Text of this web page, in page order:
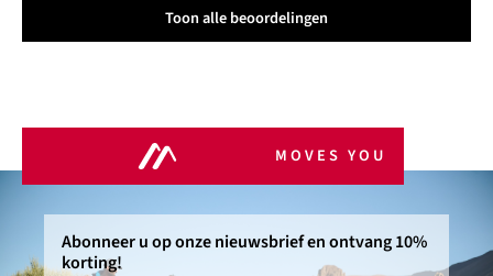
Toon alle beoordelingen
MOVES YOU
Abonneer u op onze nieuwsbrief en ontvang 10%
korting!